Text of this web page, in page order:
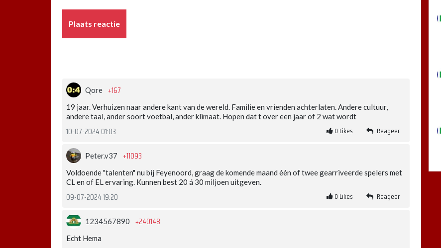
Plaats reactie
Qore +167
19 jaar. Verhuizen naar andere kant van de wereld. Familie en vrienden achterlaten. Andere cultuur,
andere taal, ander soort voetbal, ander klimaat. Hopen dat t over een jaar of 2 wat wordt
10-07-2024 01:03 0 Likes Reageer
Peter.v37 +11093
Voldoende "talenten" nu bij Feyenoord, graag de komende maand één of twee gearriveerde spelers met
CL en of EL ervaring. Kunnen best 20 á 30 miljoen uitgeven.
09-07-2024 19:20 0 Likes Reageer
1234567890 +240148
Echt Hema